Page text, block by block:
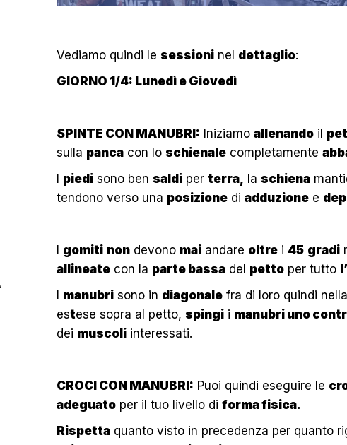
Vediamo quindi le sessioni nel dettaglio:
GIORNO 1/4: Lunedì e Giovedì
SPINTE CON MANUBRI: Iniziamo allenando il
sulla panca con lo schienale completamente
I piedi sono ben saldi per terra, la schiena
tendono verso una posizione di adduzione e
I gomiti non devono mai andare oltre i 45 gradi
allineate con la parte bassa del petto per tutto
I manubri sono in diagonale fra di loro quindi nella
estese sopra al petto, spingi i manubri uno
dei muscoli interessati.
CROCI CON MANUBRI: Puoi quindi eseguire le
adeguato per il tuo livello di forma fisica.
Rispetta quanto visto in precedenza per quanto